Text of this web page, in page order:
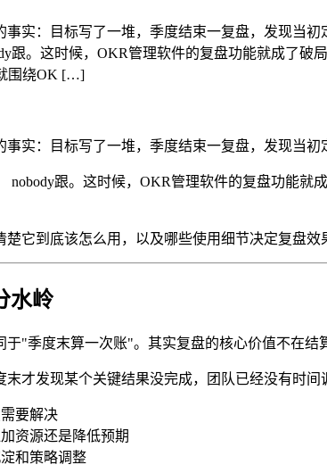
实：目标写了一堆，季度结束一复盘，发现当
跟。这时候，OKR管理软件的复盘功能就成了
围绕OK […]
实：目标写了一堆，季度结束一复盘，发现当
nobody跟。这时候，OKR管理软件的复盘功能
它到底该怎么用，以及哪些使用细节决定复盘效
水岭
"季度末算一次账"。其实复盘的核心价值不在结
才发现某个关键结果没完成，团队已经没有时间
要解决
资源还是降低预期
和策略调整